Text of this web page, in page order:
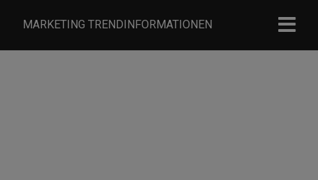
MARKETING TRENDINFORMATIONEN